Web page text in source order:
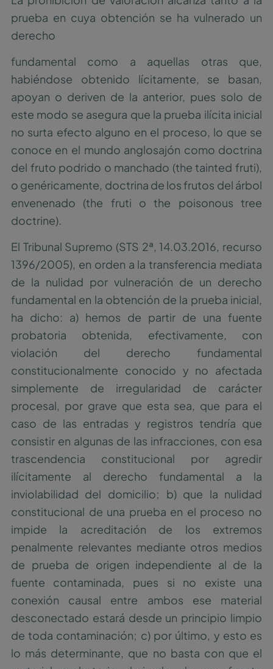
prueba en cuya obtención se ha vulnerado un
derecho
fundamental como a aquellas otras que,
habiéndose obtenido lícitamente, se basan,
apoyan o deriven de la anterior, pues solo de
este modo se asegura que la prueba ilícita inicial
no surta efecto alguno en el proceso, lo que se
conoce en el mundo anglosajón como doctrina
del fruto podrido o manchado (the tainted fruti),
o genéricamente, doctrina de los frutos del árbol
envenenado (the fruti o the poisonous tree
doctrine).
El Tribunal Supremo (STS 2ª, 14.03.2016, recurso
1396/2005), en orden a la transferencia mediata
de la nulidad por vulneración de un derecho
fundamental en la obtención de la prueba inicial,
ha dicho: a) hemos de partir de una fuente
probatoria obtenida, efectivamente, con
violación del derecho fundamental
constitucionalmente conocido y no afectada
simplemente de irregularidad de carácter
procesal, por grave que esta sea, que para el
caso de las entradas y registros tendría que
consistir en algunas de las infracciones, con esa
trascendencia constitucional por agredir
ilícitamente al derecho fundamental a la
inviolabilidad del domicilio; b) que la nulidad
constitucional de una prueba en el proceso no
impide la acreditación de los extremos
penalmente relevantes mediante otros medios
de prueba de origen independiente al de la
fuente contaminada, pues si no existe una
conexión causal entre ambos ese material
desconectado estará desde un principio limpio
de toda contaminación; c) por último, y esto es
lo más determinante, que no basta con que el